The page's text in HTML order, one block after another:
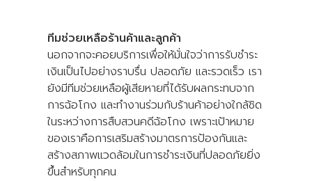
ทีมช่วยเหลือร้านค้าและลูกค้า
นอกจากจะคอยบริการเพื่อให้มั่นใจว่าการรับชำระ
เงินเป็นไปอย่างราบรื่น ปลอดภัย และรวดเร็ว เรา
ยังมีทีมช่วยเหลือผู้เสียหายที่ได้รับผลกระทบจาก
การฉ้อโกง และทำงานร่วมกับร้านค้าอย่างใกล้ชิด
ในระหว่างการสืบสวนคดีฉ้อโกง เพราะเป้าหมาย
ของเราคือการเสริมสร้างมาตรการป้องกันและ
สร้างสภาพแวดล้อมในการชำระเงินที่ปลอดภัยยิ่ง
ขึ้นสำหรับทุกคน